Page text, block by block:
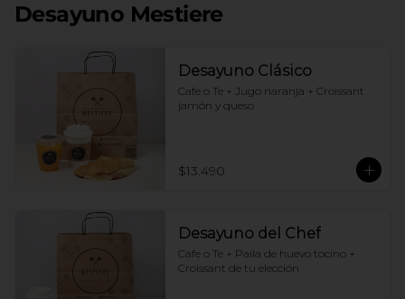
Desayuno Mestiere
Desayuno Clásico
Cafe o Te + Jugo naranja + Croissant
jamón y queso
$13.490
Desayuno del Chef
Cafe o Te + Paila de huevo tocino +
Croissant de tu elección